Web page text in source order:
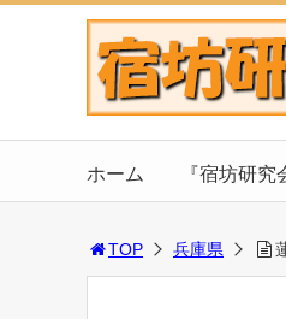
ホーム 『宿坊研究
TOP 兵庫県